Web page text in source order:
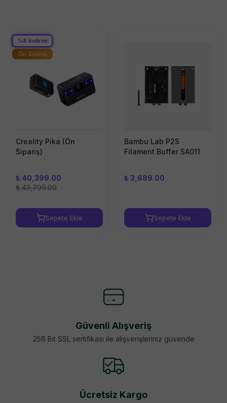
Creality Pika (Ön
Sipariş)
%8 İndirim
Ön Sipariş
₺ 40,399.00
₺ 43,799.00
Sepete Ekle
Bambu Lab P2S
Filament Buffer SA011
₺ 3,689.00
Sepete Ekle
Güvenli Alışveriş
256 Bit SSL sertifikası ile alışverişleriniz güvende
Ücretsiz Kargo